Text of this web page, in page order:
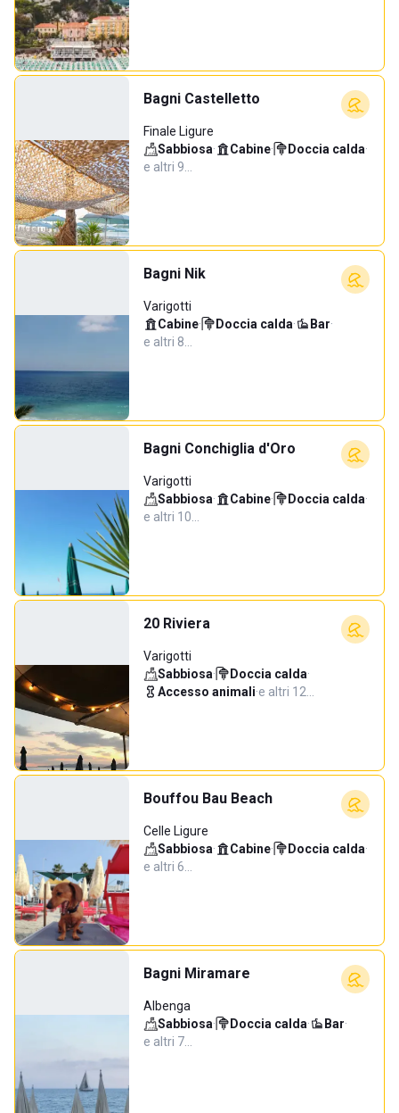
Bagni Castelletto
Finale Ligure
Sabbiosa· Cabine· Doccia calda·
e altri 9…
Bagni Nik
Varigotti
Cabine· Doccia calda· Bar·
e altri 8…
Bagni Conchiglia d'Oro
Varigotti
Sabbiosa· Cabine· Doccia calda·
e altri 10…
20 Riviera
Varigotti
Sabbiosa· Doccia calda·
Accesso animali·e altri 12…
Bouffou Bau Beach
Celle Ligure
Sabbiosa· Cabine· Doccia calda·
e altri 6…
Bagni Miramare
Albenga
Sabbiosa· Doccia calda· Bar·
e altri 7…